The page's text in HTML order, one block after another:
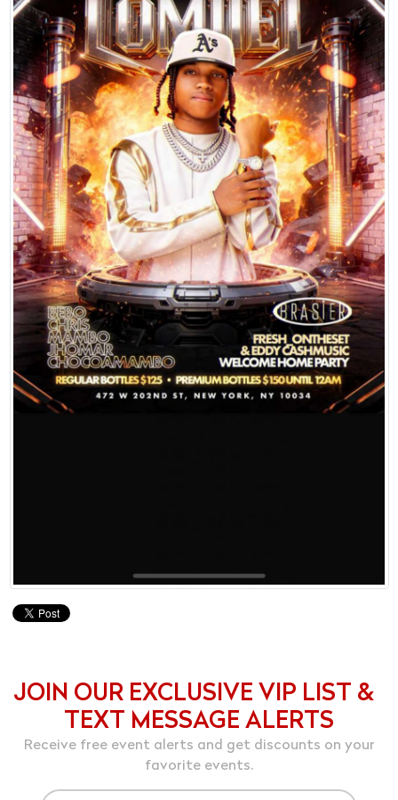
JOIN OUR EXCLUSIVE VIP LIST &
TEXT MESSAGE ALERTS
Receive free event alerts and get discounts on your
favorite events.